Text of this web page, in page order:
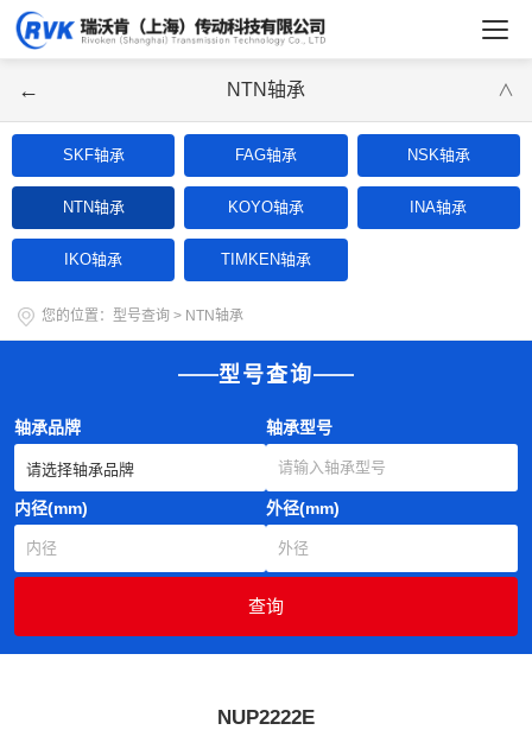
← NTN轴承 ∨
SKF轴承 FAG轴承 NSK轴承
NTN轴承 KOYO轴承 INA轴承
IKO轴承 TIMKEN轴承
您的位置： 型号查询 > NTN轴承
型号查询
轴承品牌 轴承型号
内径(mm) 外径(mm)
NUP2222E